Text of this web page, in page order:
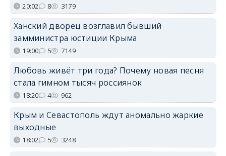
20:02 8 3179
Ханский дворец возглавил бывший
замминистра юстиции Крыма
19:00 5 7149
Любовь живёт три года? Почему новая песня
стала гимном тысяч россиянок
18:20 4 962
Крым и Севастополь ждут аномально жаркие
выходные
18:02 5 3248